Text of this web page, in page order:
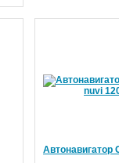
Автонавигатор